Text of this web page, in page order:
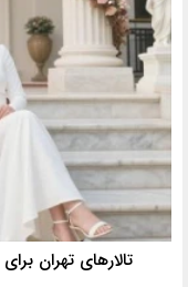
تالارهای تهران